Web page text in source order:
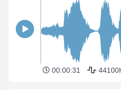
00:00:31